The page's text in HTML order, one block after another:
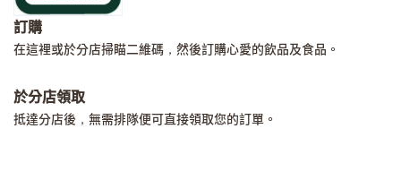
訂購
在這裡或於分店掃瞄二維碼，然後訂購心愛的飲品及食品。
於分店領取
抵達分店後，無需排隊便可直接領取您的訂單。